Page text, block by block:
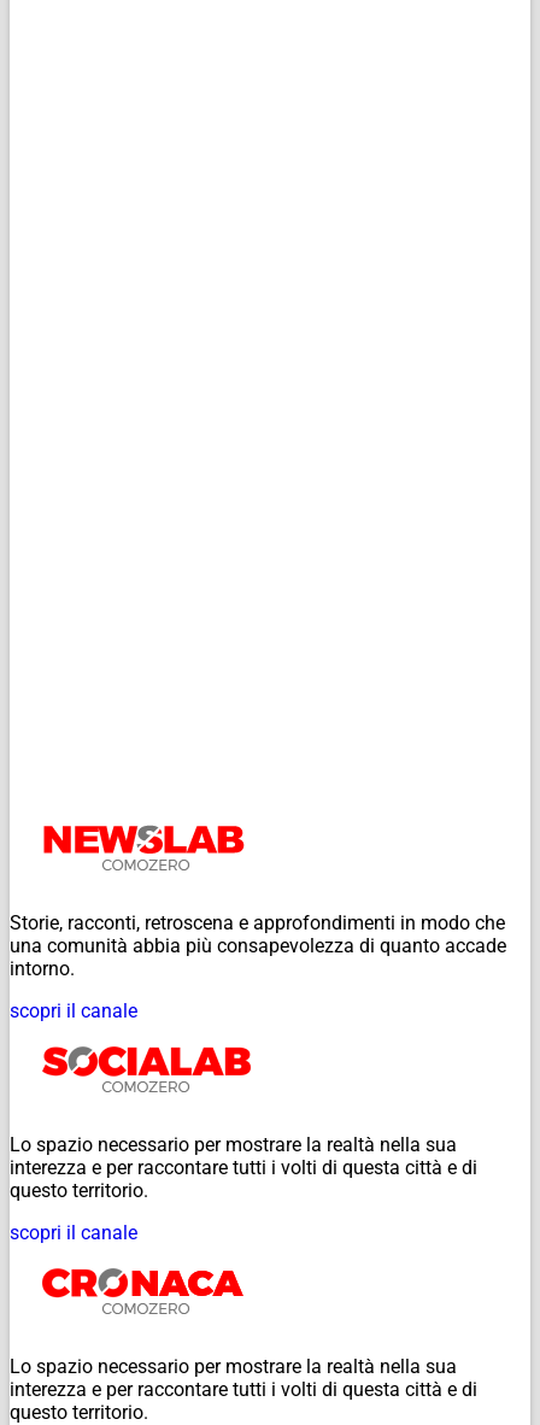
Storie, racconti, retroscena e approfondimenti in modo che
una comunità abbia più consapevolezza di quanto accade
intorno.
scopri il canale
Lo spazio necessario per mostrare la realtà nella sua
interezza e per raccontare tutti i volti di questa città e di
questo territorio.
scopri il canale
Lo spazio necessario per mostrare la realtà nella sua
interezza e per raccontare tutti i volti di questa città e di
questo territorio.